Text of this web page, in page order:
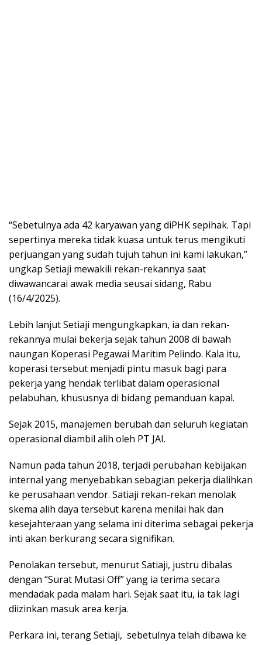
“Sebetulnya ada 42 karyawan yang diPHK sepihak. Tapi
sepertinya mereka tidak kuasa untuk terus mengikuti
perjuangan yang sudah tujuh tahun ini kami lakukan,”
ungkap Setiaji mewakili rekan-rekannya saat
diwawancarai awak media seusai sidang, Rabu
(16/4/2025).
Lebih lanjut Setiaji mengungkapkan, ia dan rekan-
rekannya mulai bekerja sejak tahun 2008 di bawah
naungan Koperasi Pegawai Maritim Pelindo. Kala itu,
koperasi tersebut menjadi pintu masuk bagi para
pekerja yang hendak terlibat dalam operasional
pelabuhan, khususnya di bidang pemanduan kapal.
Sejak 2015, manajemen berubah dan seluruh kegiatan
operasional diambil alih oleh PT JAI.
Namun pada tahun 2018, terjadi perubahan kebijakan
internal yang menyebabkan sebagian pekerja dialihkan
ke perusahaan vendor. Satiaji rekan-rekan menolak
skema alih daya tersebut karena menilai hak dan
kesejahteraan yang selama ini diterima sebagai pekerja
inti akan berkurang secara signifikan.
Penolakan tersebut, menurut Satiaji, justru dibalas
dengan “Surat Mutasi Off” yang ia terima secara
mendadak pada malam hari. Sejak saat itu, ia tak lagi
diizinkan masuk area kerja.
Perkara ini, terang Setiaji, sebetulnya telah dibawa ke